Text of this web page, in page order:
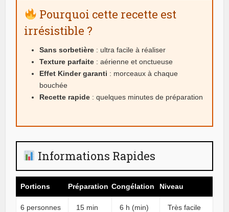
Pourquoi cette recette est
irrésistible ?
Sans sorbetière : ultra facile à réaliser
Texture parfaite : aérienne et onctueuse
Effet Kinder garanti : morceaux à chaque
bouchée
Recette rapide : quelques minutes de préparation
Informations Rapides
Portions Préparation Congélation Niveau
6 personnes 15 min 6 h (min) Très facile